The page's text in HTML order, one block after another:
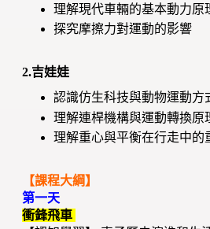
理解現代車輛的基本動力原
探究摩擦力對運動的影響
2.吉娃娃
認識仿生科技與動物運動方
理解連桿機構與運動轉換原
理解重心與平衡在行走中的
【課程大綱】
第一天
衝鋒飛車